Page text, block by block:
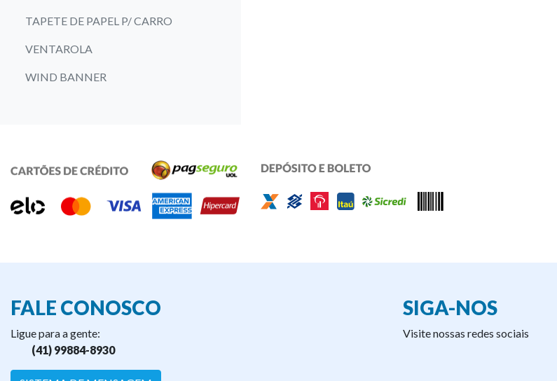
TAPETE DE PAPEL P/ CARRO
VENTAROLA
WIND BANNER
FALE CONOSCO
Ligue para a gente:
(41) 99884-8930
SIGA-NOS
Visite nossas redes sociais